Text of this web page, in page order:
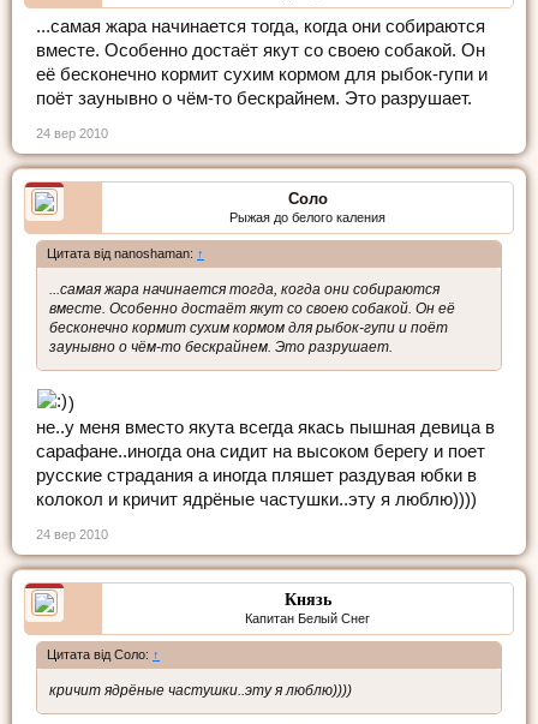
...самая жара начинается тогда, когда они собираются
вместе. Особенно достаёт якут со своею собакой. Он
её бесконечно кормит сухим кормом для рыбок-гупи и
поёт заунывно о чём-то бескрайнем. Это разрушает.
24 вер 2010
Соло
Рыжая до белого каления
Цитата від nanoshaman: ↑
...самая жара начинается тогда, когда они собираются
вместе. Особенно достаёт якут со своею собакой. Он её
бесконечно кормит сухим кормом для рыбок-гупи и поёт
заунывно о чём-то бескрайнем. Это разрушает.
)
не..у меня вместо якута всегда якась пышная девица в
сарафане..иногда она сидит на высоком берегу и поет
русские страдания а иногда пляшет раздувая юбки в
колокол и кричит ядрёные частушки..эту я люблю))))
24 вер 2010
Князь
Капитан Белый Снег
Цитата від Соло: ↑
кричит ядрёные частушки..эту я люблю))))